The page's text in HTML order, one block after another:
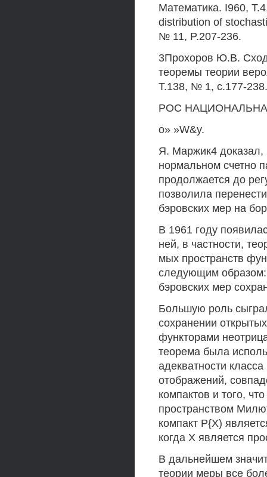
Математика. I960,
distribution of
№ 11, P.207-236.
3Прохоров Ю.В.
теоремы теории
Т.138, № 1, с.177-238.
РОС
о» »W&y.
Я. Маржик4 доказал,
нормальном счетно
продолжается до
позволила
бэровских мер на
В 1961 году
ней, в частности,
мых пространств
следующим
бэровских мер
Большую роль
сохранении
функторами
теорема была
адекватности
отображений,
компактов и того,
пространством
компакт Р{Х)
когда X является
В дальнейшем
теории меры все